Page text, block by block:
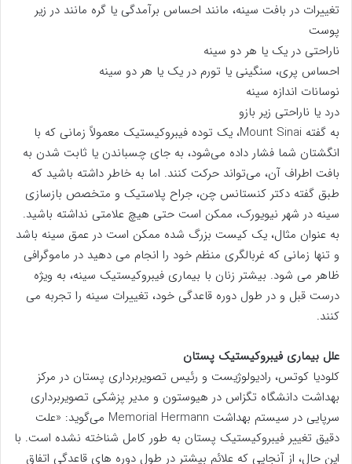
تغییرات در بافت سینه، مانند احساس برآمدگی یا گره مانند در زیر
پوست
ناراحتی در یک یا هر دو سینه
احساس پری، سنگینی یا تورم در یک یا هر دو سینه
نوسانات اندازه سینه
درد یا ناراحتی زیر بازو
به گفته Mount Sinai، یک توده فیبروکیستیک معمولاً زمانی که با
انگشتان شما فشار داده می‌شود، به جای چسباندن یا ثابت شدن به
بافت اطراف آن، می‌تواند حرکت کنند. اما به خاطر داشته باشید که
طبق گفته دکتر کنستانس چن، جراح پلاستیک و متخصص بازسازی
سینه در شهر نیویورک، ممکن است حتی هیچ علامتی نداشته باشید.
به عنوان مثال، یک کیست بزرگ شده ممکن است در عمق سینه باشد
و تنها زمانی که غربالگری منظم خود را انجام می دهید در ماموگرافی
ظاهر می شود. بیشتر زنان با بیماری فیبروکیستیک سینه، به ویژه
درست قبل و در طول دوره قاعدگی خود، تغییرات سینه را تجربه می
کنند.
علل بیماری فیبروکیستیک پستان
کلودیا کوتس، رادیولوژیست و رئیس تصویربرداری پستان در مرکز
بهداشت دانشگاه تگزاس در هیوستون و مدیر پزشکی تصویربرداری
سرپایی در سیستم بهداشت Memorial Hermann می‌گوید: «علت
دقیق تغییر فیبروکیستیک پستان به طور کامل شناخته نشده است. با
این حال، از آنجایی که علائم بیشتر در طول دوره های قاعدگی اتفاق